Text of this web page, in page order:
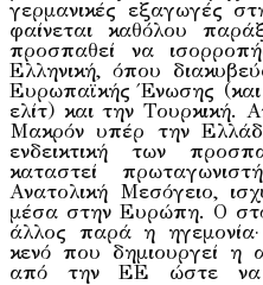
γερμανικές εξαγωγές
φαίνεται καθόλου
προσπαθεί να
Ελληνική, όπου
Ευρωπαϊκής Ένωσης (και
ελίτ) και την
Μακρόν υπέρ την
ενδεικτική των
καταστεί
Ανατολική Μεσόγειο,
μέσα στην Ευρώπη. Ο
άλλος παρά η
κενό που δημιουργεί η
από την ΕΕ ώστε να